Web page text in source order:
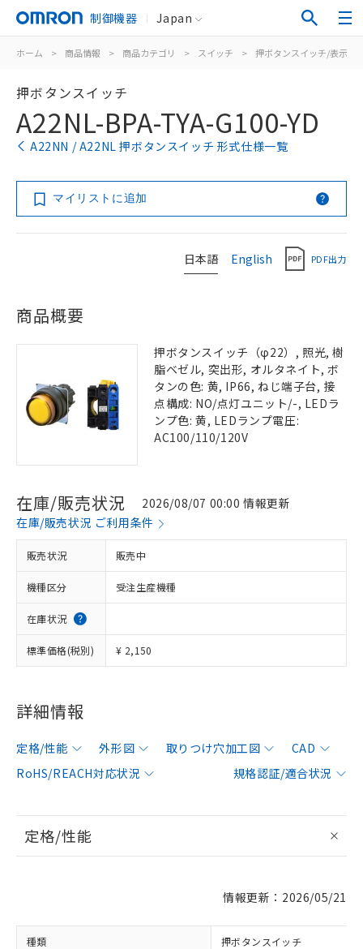
制御機器 Japan
ホーム > 商品情報 > 商品カテゴリ > スイッチ > 押ボタンスイッチ/表示灯
押ボタンスイッチ
A22NL-BPA-TYA-G100-YD
A22NN / A22NL 押ボタンスイッチ 形式仕様一覧
マイリストに追加
日本語 English PDF出力
商品概要
押ボタンスイッチ（φ22）, 照光, 樹
脂ベゼル, 突出形, オルタネイト, ボ
タンの色: 黄, IP66, ねじ端子台, 接
点構成: NO/点灯ユニット/-, LEDラ
ンプ色: 黄, LEDランプ電圧:
AC100/110/120V
在庫/販売状況
2026/08/07 00:00 情報更新
在庫/販売状況 ご利用条件
販売状況 販売中
機種区分 受注生産機種
在庫状況
標準価格(税別) ¥ 2,150
詳細情報
定格/性能 外形図 取りつけ穴加工図
CAD
RoHS/REACH対応状況
規格認証/適合状況
定格/性能
情報更新：2026/05/21
種類 押ボタンスイッチ